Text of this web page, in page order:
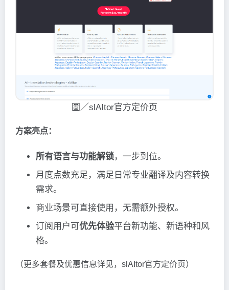
圖／slAItor官方定价页
方案亮点：
所有语言与功能解锁，一步到位。
月度点数充足，满足日常专业翻译及内容转换
需求。
商业场景可直接使用，无需额外授权。
订阅用户可 优先体验平台新功能、新语种和风
格。
（更多套餐及优惠信息详见，slAItor官方定价页）